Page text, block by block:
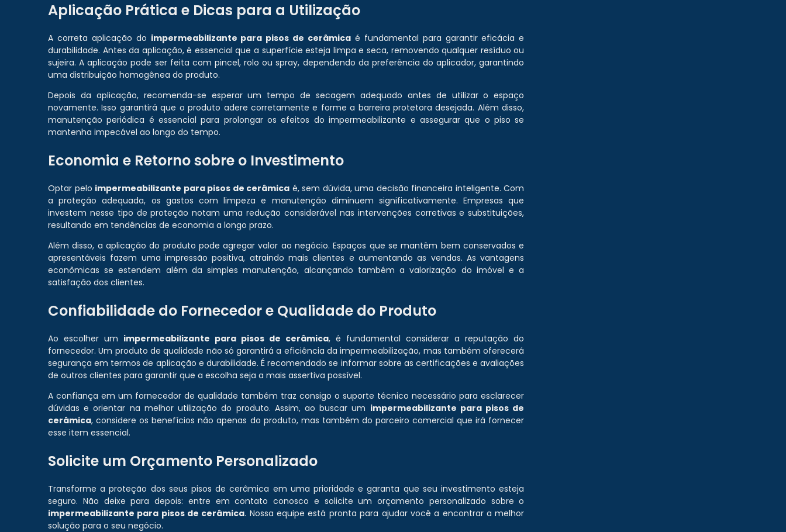
Aplicação Prática e Dicas para a Utilização
A correta aplicação do impermeabilizante para pisos de cerâmica é fundamental para garantir eficácia e
durabilidade. Antes da aplicação, é essencial que a superfície esteja limpa e seca, removendo qualquer resíduo ou
sujeira. A aplicação pode ser feita com pincel, rolo ou spray, dependendo da preferência do aplicador, garantindo
uma distribuição homogênea do produto.
Depois da aplicação, recomenda-se esperar um tempo de secagem adequado antes de utilizar o espaço
novamente. Isso garantirá que o produto adere corretamente e forme a barreira protetora desejada. Além disso,
manutenção periódica é essencial para prolongar os efeitos do impermeabilizante e assegurar que o piso se
mantenha impecável ao longo do tempo.
Economia e Retorno sobre o Investimento
Optar pelo impermeabilizante para pisos de cerâmica é, sem dúvida, uma decisão financeira inteligente. Com
a proteção adequada, os gastos com limpeza e manutenção diminuem significativamente. Empresas que
investem nesse tipo de proteção notam uma redução considerável nas intervenções corretivas e substituições,
resultando em tendências de economia a longo prazo.
Além disso, a aplicação do produto pode agregar valor ao negócio. Espaços que se mantêm bem conservados e
apresentáveis fazem uma impressão positiva, atraindo mais clientes e aumentando as vendas. As vantagens
econômicas se estendem além da simples manutenção, alcançando também a valorização do imóvel e a
satisfação dos clientes.
Confiabilidade do Fornecedor e Qualidade do Produto
Ao escolher um impermeabilizante para pisos de cerâmica, é fundamental considerar a reputação do
fornecedor. Um produto de qualidade não só garantirá a eficiência da impermeabilização, mas também oferecerá
segurança em termos de aplicação e durabilidade. É recomendado se informar sobre as certificações e avaliações
de outros clientes para garantir que a escolha seja a mais assertiva possível.
A confiança em um fornecedor de qualidade também traz consigo o suporte técnico necessário para esclarecer
dúvidas e orientar na melhor utilização do produto. Assim, ao buscar um impermeabilizante para pisos de
cerâmica, considere os benefícios não apenas do produto, mas também do parceiro comercial que irá fornecer
esse item essencial.
Solicite um Orçamento Personalizado
Transforme a proteção dos seus pisos de cerâmica em uma prioridade e garanta que seu investimento esteja
seguro. Não deixe para depois: entre em contato conosco e solicite um orçamento personalizado sobre o
impermeabilizante para pisos de cerâmica. Nossa equipe está pronta para ajudar você a encontrar a melhor
solução para o seu negócio.